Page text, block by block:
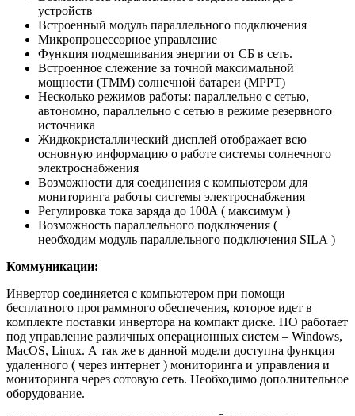
устройств
Встроенный модуль параллельного подключения
Микропроцессорное управление
Функция подмешивания энергии от СБ в сеть.
Встроенное слежение за точной максимальной
мощности (ТММ) солнечной батареи (MPPT)
Несколько режимов работы: параллельно с сетью,
автономно, параллельно с сетью в режиме резервного
источника
Жидкокристаллический дисплей отображает всю
основную информацию о работе системы солнечного
электроснабжения
Возможности для соединения с компьютером для
мониторинга работы системы электроснабжения
Регулировка тока заряда до 100А ( максимум )
Возможность параллельного подключения (
необходим модуль параллельного подключения SILA )
Коммуникации:
Инвертор соединяется с компьютером при помощи
бесплатного программного обеспечения, которое идет в
комплекте поставки инвертора на компакт диске. ПО работает
под управление различных операционных систем – Windows,
MacOS, Linux. А так же в данной модели доступна функция
удаленного ( через интернет ) мониторинга и управления и
мониторинга через сотовую сеть. Необходимо дополнительное
оборудование.